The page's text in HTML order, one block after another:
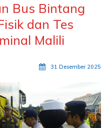
Bus Bintang
dan Tes
Malili
31 Desember 2025